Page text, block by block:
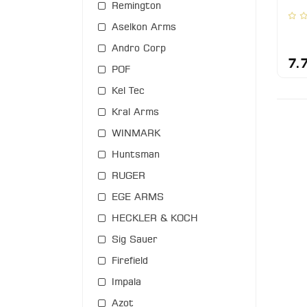
Remington
Aselkon Arms
Andro Corp
POF
Kel Tec
Kral Arms
WINMARK
Huntsman
RUGER
EGE ARMS
HECKLER & KOCH
Sig Sauer
Firefield
Impala
Azot